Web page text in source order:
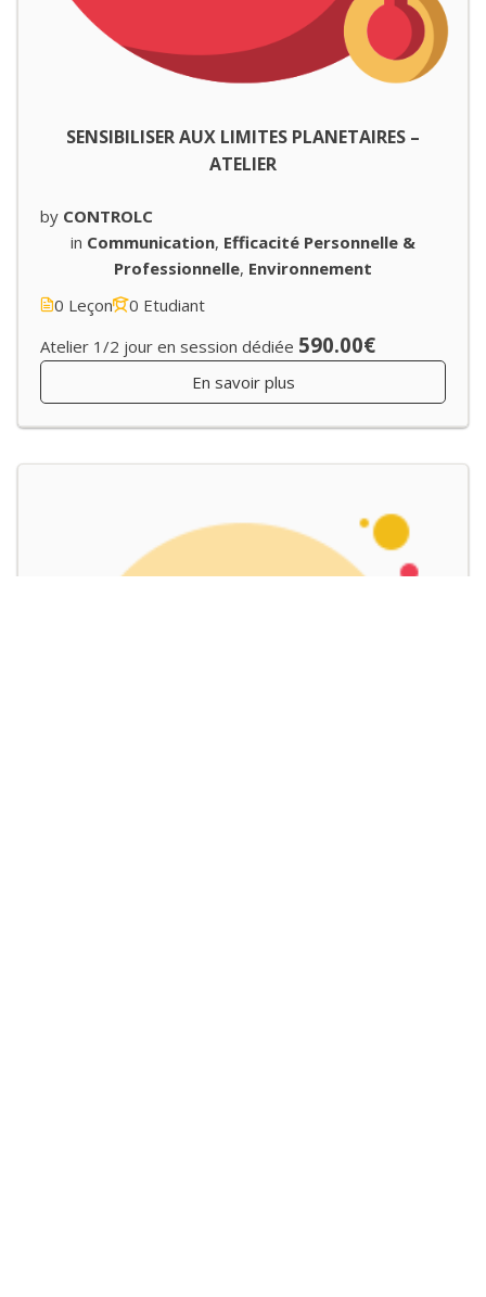
SENSIBILISER AUX LIMITES PLANETAIRES –
ATELIER
by CONTROLC
in Communication, Efficacité Personnelle &
Professionnelle, Environnement
0 Leçon
0 Etudiant
Atelier 1/2 jour en session dédiée 590.00€
En savoir plus